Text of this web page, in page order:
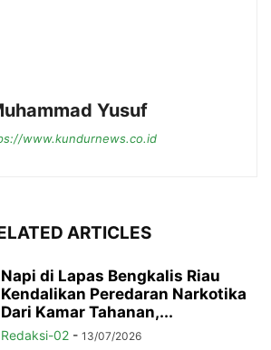
Yusuf
www.kundurnews.co.id
ARTICLES
Napi di Lapas Bengkalis Riau
Kendalikan Peredaran Narkotika
Dari Kamar Tahanan,...
Redaksi-02 - 13/07/2026